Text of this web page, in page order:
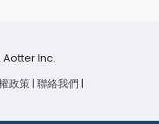
Aotter Inc.
政策| 聯絡我們 |